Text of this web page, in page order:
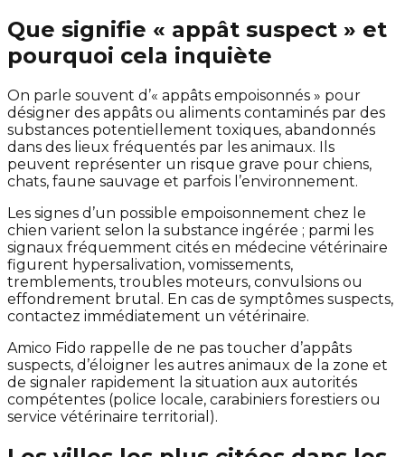
Que signifie « appât suspect » et
pourquoi cela inquiète
On parle souvent d’« appâts empoisonnés » pour
désigner des appâts ou aliments contaminés par des
substances potentiellement toxiques, abandonnés
dans des lieux fréquentés par les animaux. Ils
peuvent représenter un risque grave pour chiens,
chats, faune sauvage et parfois l’environnement.
Les signes d’un possible empoisonnement chez le
chien varient selon la substance ingérée ; parmi les
signaux fréquemment cités en médecine vétérinaire
figurent hypersalivation, vomissements,
tremblements, troubles moteurs, convulsions ou
effondrement brutal. En cas de symptômes suspects,
contactez immédiatement un vétérinaire.
Amico Fido rappelle de ne pas toucher d’appâts
suspects, d’éloigner les autres animaux de la zone et
de signaler rapidement la situation aux autorités
compétentes (police locale, carabiniers forestiers ou
service vétérinaire territorial).